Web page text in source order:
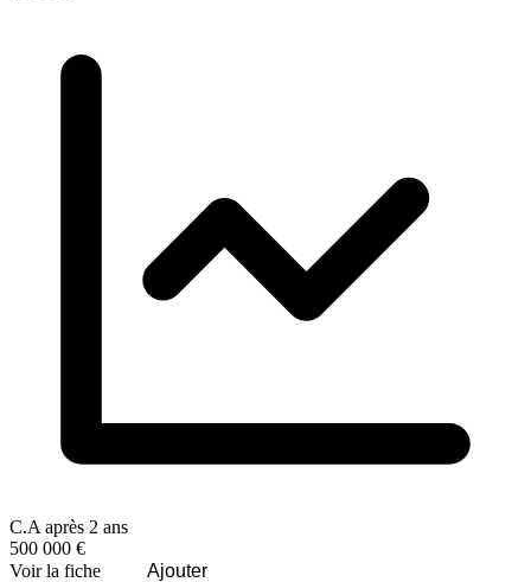
C.A après 2 ans
500 000 €
Voir la fiche
Ajouter